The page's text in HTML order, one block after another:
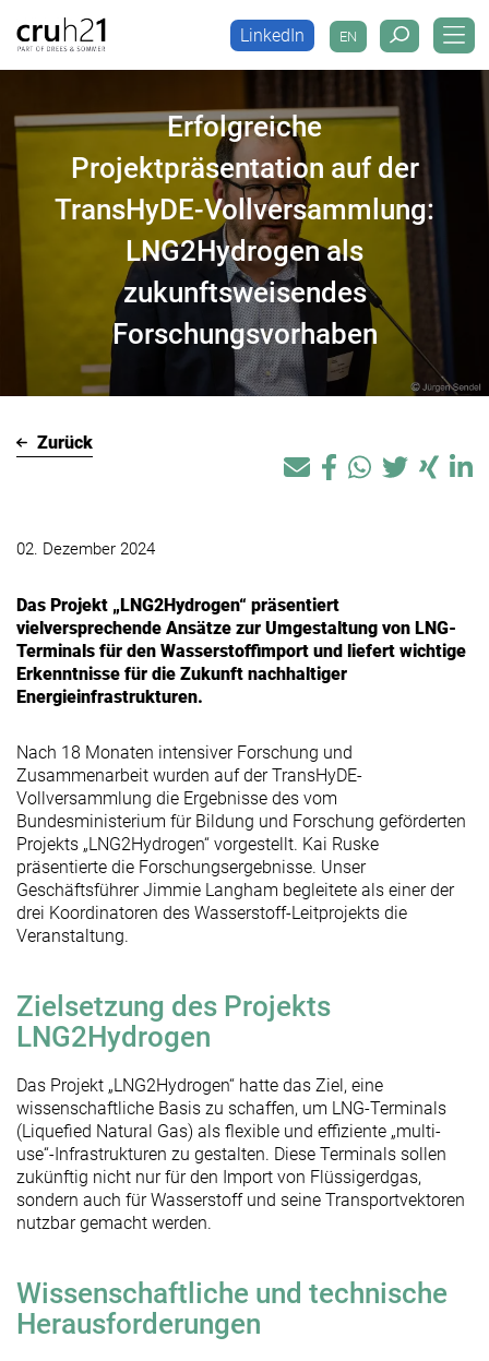
EN
LinkedIn EN
LinkedIn
Erfolgreiche
Projektpräsentation auf der
TransHyDE-Vollversammlung:
LNG2Hydrogen als
zukunftsweisendes
Forschungsvorhaben
Zurück
02. Dezember 2024
Das Projekt „LNG2Hydrogen“ präsentiert
vielversprechende Ansätze zur Umgestaltung von LNG-
Terminals für den Wasserstoffimport und liefert wichtige
Erkenntnisse für die Zukunft nachhaltiger
Energieinfrastrukturen.
Nach 18 Monaten intensiver Forschung und
Zusammenarbeit wurden auf der TransHyDE-
Vollversammlung die Ergebnisse des vom
Bundesministerium für Bildung und Forschung geförderten
Projekts „LNG2Hydrogen“ vorgestellt. Kai Ruske
präsentierte die Forschungsergebnisse. Unser
Geschäftsführer Jimmie Langham begleitete als einer der
drei Koordinatoren des Wasserstoff-Leitprojekts die
Veranstaltung.
Zielsetzung des Projekts
LNG2Hydrogen
Das Projekt „LNG2Hydrogen“ hatte das Ziel, eine
wissenschaftliche Basis zu schaffen, um LNG-Terminals
(Liquefied Natural Gas) als flexible und effiziente „multi-
use“-Infrastrukturen zu gestalten. Diese Terminals sollen
zukünftig nicht nur für den Import von Flüssigerdgas,
sondern auch für Wasserstoff und seine Transportvektoren
nutzbar gemacht werden.
Wissenschaftliche und technische
Herausforderungen